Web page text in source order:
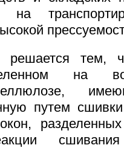
на
решается тем,
на
путем